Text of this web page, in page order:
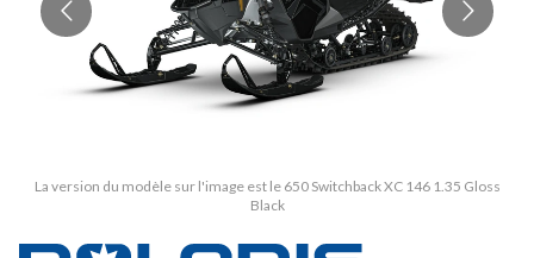
La version du modèle sur l'image est le 650 Switchback XC 146 1.35 Gloss
Black